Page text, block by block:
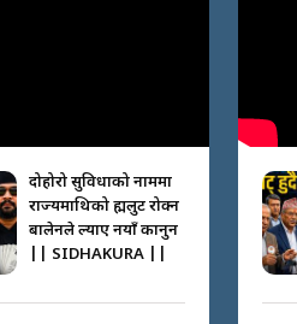
दोहोरो सुविधाको नाममा
राज्यमाथिको ब्रह्मलुट रोक्न
बालेनले ल्याए नयाँ कानुन
|| SIDHAKURA ||